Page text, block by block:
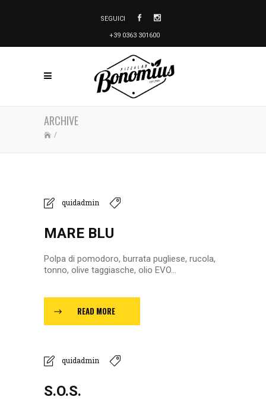
SEGUICI
+39 0363 301600
ARCHIVE
/
quidadmin
MARE BLU
Polpa di pomodoro, burrata pugliese, rucola,
tonno, olive taggiasche, olio EVO...
READ MORE
quidadmin
S.O.S.